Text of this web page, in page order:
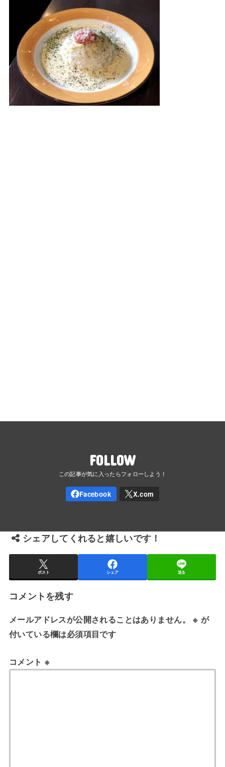
FOLLOW
シェアしてくれると嬉しいです！
ポスト シェア 送る
コメントを残す
メールアドレスが公開されることはありません。 ※ が
付いている欄は必須項目です
コメント ※